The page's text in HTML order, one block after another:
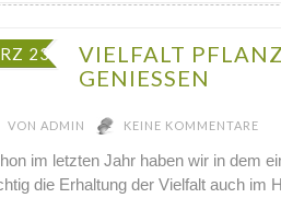
23
VIELFALT
GENIESSEN
VONADMIN KEINE KOMMENTARE
im letzten Jahr haben wir in dem
die Erhaltung der Vielfalt auch im